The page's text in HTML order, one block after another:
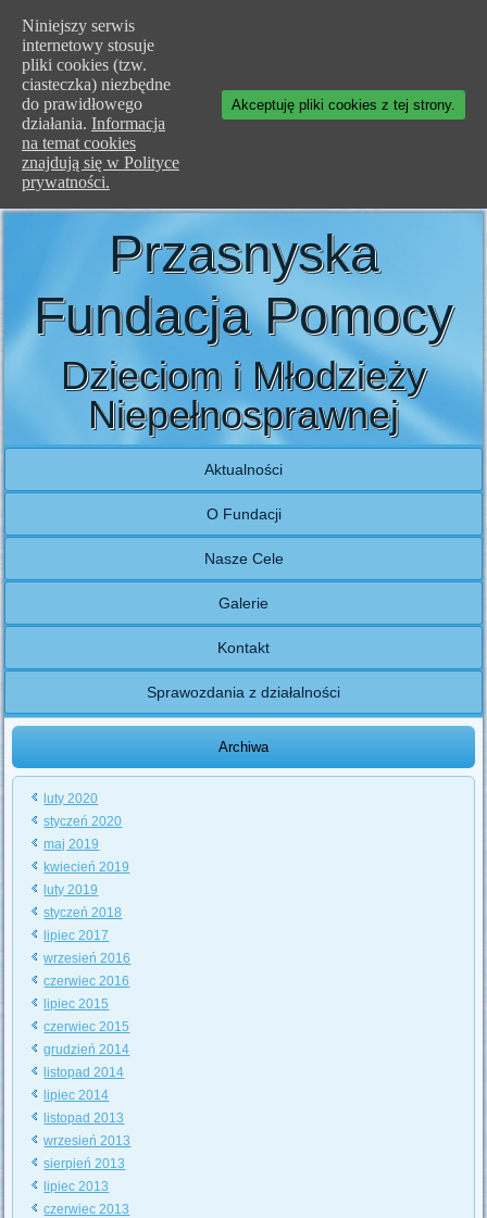
Przasnyska
Fundacja Pomocy
Dzieciom i Młodzieży
Niepełnosprawnej
Aktualności
O Fundacji
Nasze Cele
Galerie
Kontakt
Sprawozdania z działalności
Archiwa
luty 2020
styczeń 2020
maj 2019
kwiecień 2019
luty 2019
styczeń 2018
lipiec 2017
wrzesień 2016
czerwiec 2016
lipiec 2015
czerwiec 2015
grudzień 2014
listopad 2014
lipiec 2014
listopad 2013
wrzesień 2013
sierpień 2013
lipiec 2013
czerwiec 2013
Niniejszy serwis
internetowy stosuje
pliki cookies (tzw.
ciasteczka) niezbędne
do prawidłowego
działania. Informacja
na temat cookies
znajdują się w Polityce
prywatności.
Akceptuję pliki cookies z tej strony.